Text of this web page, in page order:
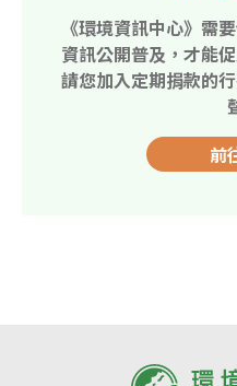
《環境資訊中心》需
資訊公開普及，才能
請您加入定期捐款的
前